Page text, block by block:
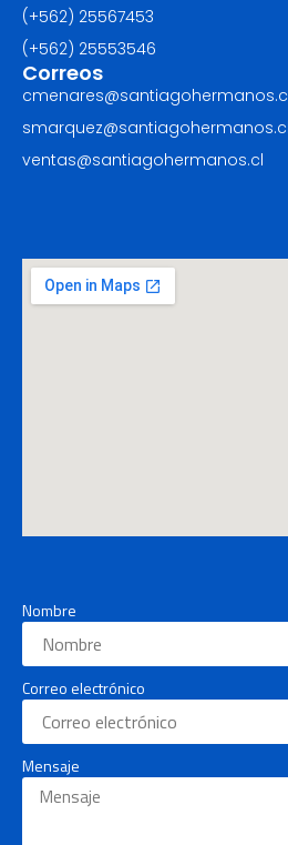
(+562) 25567453‬
(+562) ‪25553546
Correos
smarquez@santiagohermanos.cl
ventas@santiagohermanos.cl
Nombre
Correo electrónico
Mensaje